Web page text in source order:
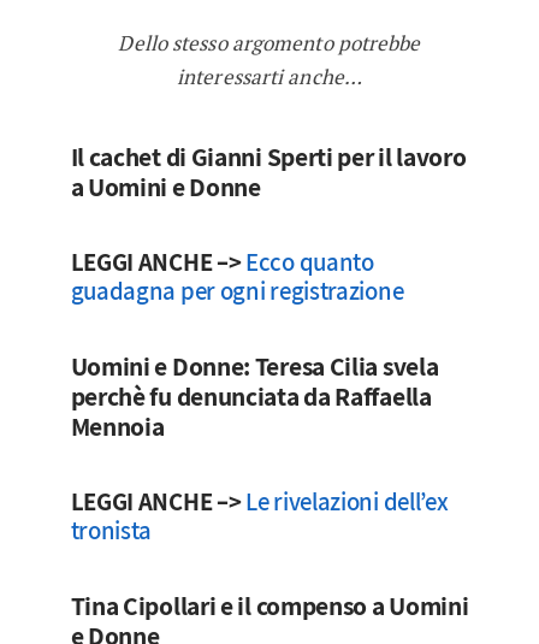
Dello stesso argomento potrebbe
interessarti anche…
Il cachet di Gianni Sperti per il lavoro
a Uomini e Donne
LEGGI ANCHE –>Ecco quanto
guadagna per ogni registrazione
Uomini e Donne: Teresa Cilia svela
perchè fu denunciata da Raffaella
Mennoia
LEGGI ANCHE –>Le rivelazioni dell’ex
tronista
Tina Cipollari e il compenso a Uomini
e Donne